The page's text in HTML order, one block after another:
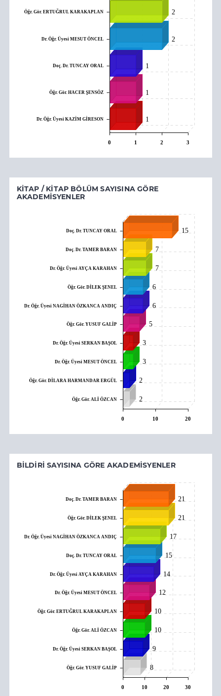
2
2
1
1
1
Öğr. Gör. ERTUĞRUL KARAKAPLAN
Dr. Öğr. Üyesi MESUT ÖNCEL
Doç. Dr. TUNCAY ORAL
Öğr. Gör. HACER ŞENSÖZ
Dr. Öğr. Üyesi KAZİM GİRESON
0 1 2 3
KITAP / KITAP BÖLÜM SAYISINA GÖRE
AKADEMISYENLER
15
7
7
6
6
5
3
3
2
2
Doç. Dr. TUNCAY ORAL
Doç. Dr. TAMER BARAN
Dr. Öğr. Üyesi AYÇA KARAHAN
Öğr. Gör. DİLEK ŞENEL
Dr. Öğr. Üyesi NAGİHAN ÖZKANCA ANDIÇ
Öğr. Gör. YUSUF GALİP
Dr. Öğr. Üyesi SERKAN BAŞOL
Dr. Öğr. Üyesi MESUT ÖNCEL
Öğr. Gör. DİLARA HARMANDAR ERGÜL
Öğr. Gör. ALİ ÖZCAN
0 10 20
BILDIRI SAYISINA GÖRE AKADEMISYENLER
21
21
17
15
14
12
10
10
9
8
Doç. Dr. TAMER BARAN
Öğr. Gör. DİLEK ŞENEL
Dr. Öğr. Üyesi NAGİHAN ÖZKANCA ANDIÇ
Doç. Dr. TUNCAY ORAL
Dr. Öğr. Üyesi AYÇA KARAHAN
Dr. Öğr. Üyesi MESUT ÖNCEL
Öğr. Gör. ERTUĞRUL KARAKAPLAN
Öğr. Gör. ALİ ÖZCAN
Dr. Öğr. Üyesi SERKAN BAŞOL
Öğr. Gör. YUSUF GALİP
0 10 20 30